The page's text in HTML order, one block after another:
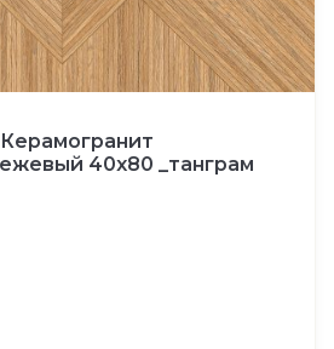
40x80 _танграм